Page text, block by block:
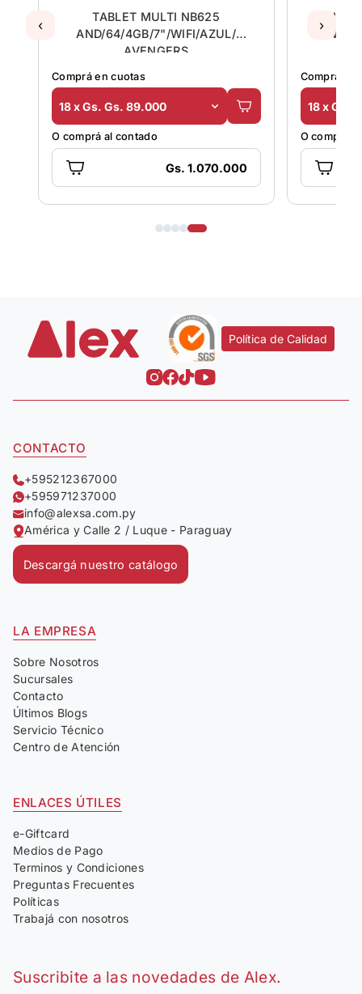
TABLET MULTI NB625
AND/64/4GB/7"/WIFI/AZUL/
AVENGERS
Comprá en cuotas
18 x Gs. Gs. 89.000
O comprá al contado
Gs. 1.070.000
TABLET
AND/
Comprá en
18 x Gs.
O comprá
‹ ›
Política de Calidad
CONTACTO
+595212367000
+595971237000
info@alexsa.com.py
América y Calle 2 / Luque - Paraguay
Descargá nuestro catálogo
LA EMPRESA
Sobre Nosotros
Sucursales
Contacto
Últimos Blogs
Servicio Técnico
Centro de Atención
ENLACES ÚTILES
e-Giftcard
Medios de Pago
Terminos y Condiciones
Preguntas Frecuentes
Políticas
Trabajá con nosotros
Suscribite a las novedades de Alex.